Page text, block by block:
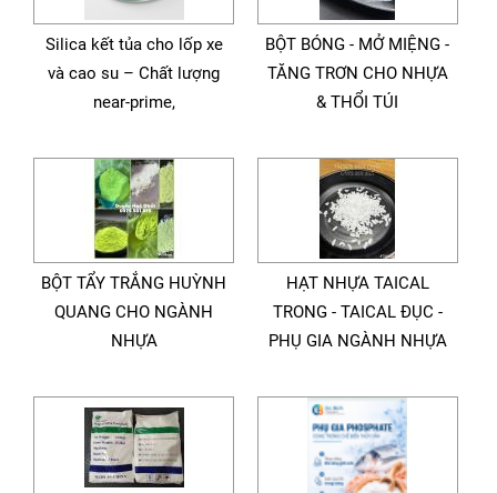
Silica kết tủa cho lốp xe
và cao su – Chất lượng
near-prime,
BỘT BÓNG - MỞ MIỆNG -
TĂNG TRƠN CHO NHỰA
& THỔI TÚI
BỘT TẨY TRẮNG HUỲNH
QUANG CHO NGÀNH
NHỰA
HẠT NHỰA TAICAL
TRONG - TAICAL ĐỤC -
PHỤ GIA NGÀNH NHỰA